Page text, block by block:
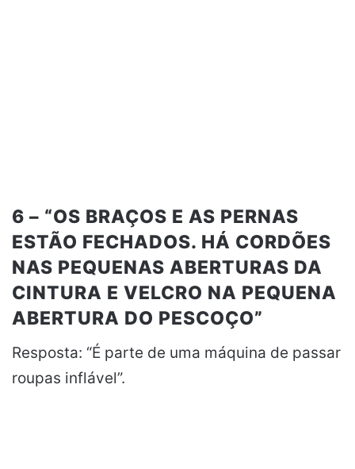
6 – “OS BRAÇOS E AS PERNAS
ESTÃO FECHADOS. HÁ CORDÕES
NAS PEQUENAS ABERTURAS DA
CINTURA E VELCRO NA PEQUENA
ABERTURA DO PESCOÇO”
Resposta: “É parte de uma máquina de passar
roupas inflável”.